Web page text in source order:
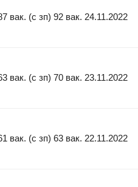
вак. (с зп) 92 вак. 24.11.2022
вак. (с зп) 70 вак. 23.11.2022
вак. (с зп) 63 вак. 22.11.2022